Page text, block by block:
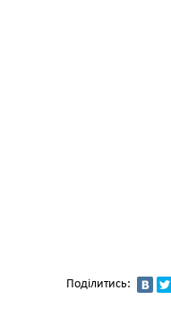
Поділитись: